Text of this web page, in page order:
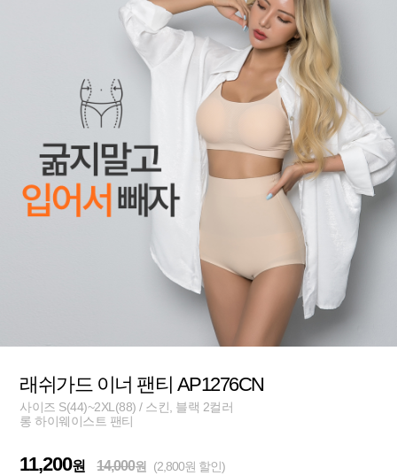
래쉬가드 이너 팬티 AP1276CN
사이즈 S(44)~2XL(88) / 스킨, 블랙 2컬러
롱 하이웨이스트 팬티
11,200원 14,000원 (2,800원 할인)